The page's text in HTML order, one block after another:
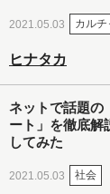
2021.05.03 カル
ヒナタカ
ネットで話題の
ート」を徹底解
してみた
2021.05.03 社会